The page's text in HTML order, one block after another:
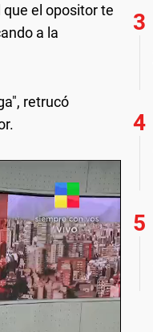
el opositor te
a la
retrucó